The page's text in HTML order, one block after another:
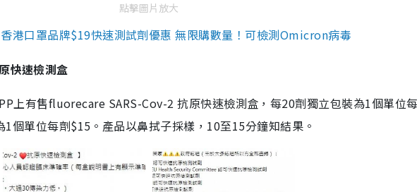
點擊圖片放大
港口罩品牌$19快速測試劑優惠 無限購數量！可檢測Omicron病毒
快速檢測盒
上有售fluorecare SARS-Cov-2 抗原快速檢測盒，每20劑獨立包裝為1個單位
個單位每劑$15。產品以鼻拭子採樣，10至15分鐘知結果。